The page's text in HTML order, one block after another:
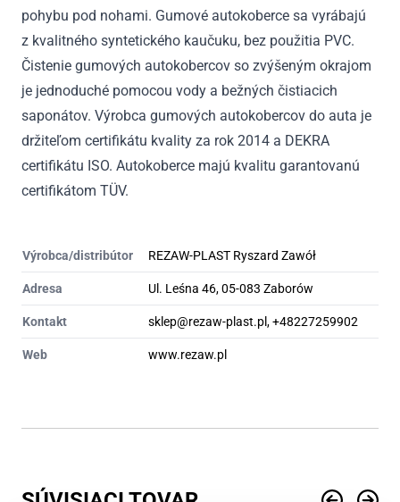
pohybu pod nohami. Gumové autokoberce sa vyrábajú
z kvalitného syntetického kaučuku, bez použitia PVC.
Čistenie gumových autokobercov so zvýšeným okrajom
je jednoduché pomocou vody a bežných čistiacich
saponátov. Výrobca gumových autokobercov do auta je
držiteľom certifikátu kvality za rok 2014 a DEKRA
certifikátu ISO. Autokoberce majú kvalitu garantovanú
certifikátom TÜV.
Výrobca/distribútor REZAW-PLAST Ryszard Zawół
Adresa Ul. Leśna 46, 05-083 Zaborów
Kontakt sklep@rezaw-plast.pl, +48227259902
Web www.rezaw.pl